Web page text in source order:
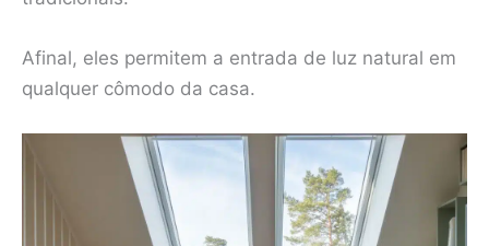
Afinal, eles permitem a entrada de luz natural em
qualquer cômodo da casa.